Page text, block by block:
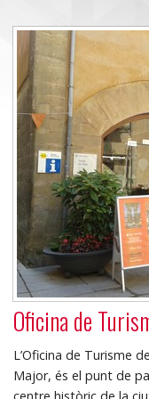
Oficina de
L’Oficina de Turisme
Major, és el punt de
centre històric de la